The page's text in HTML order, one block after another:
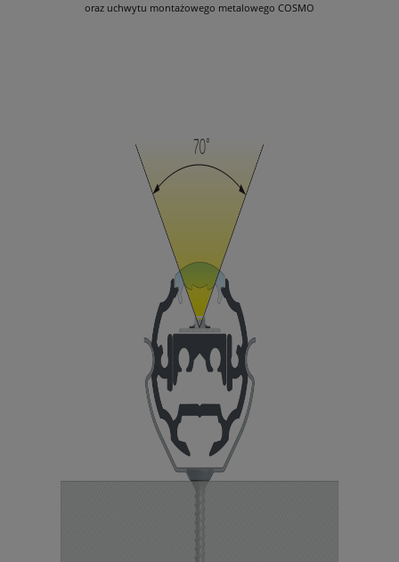
oraz uchwytu montażowego metalowego COSMO